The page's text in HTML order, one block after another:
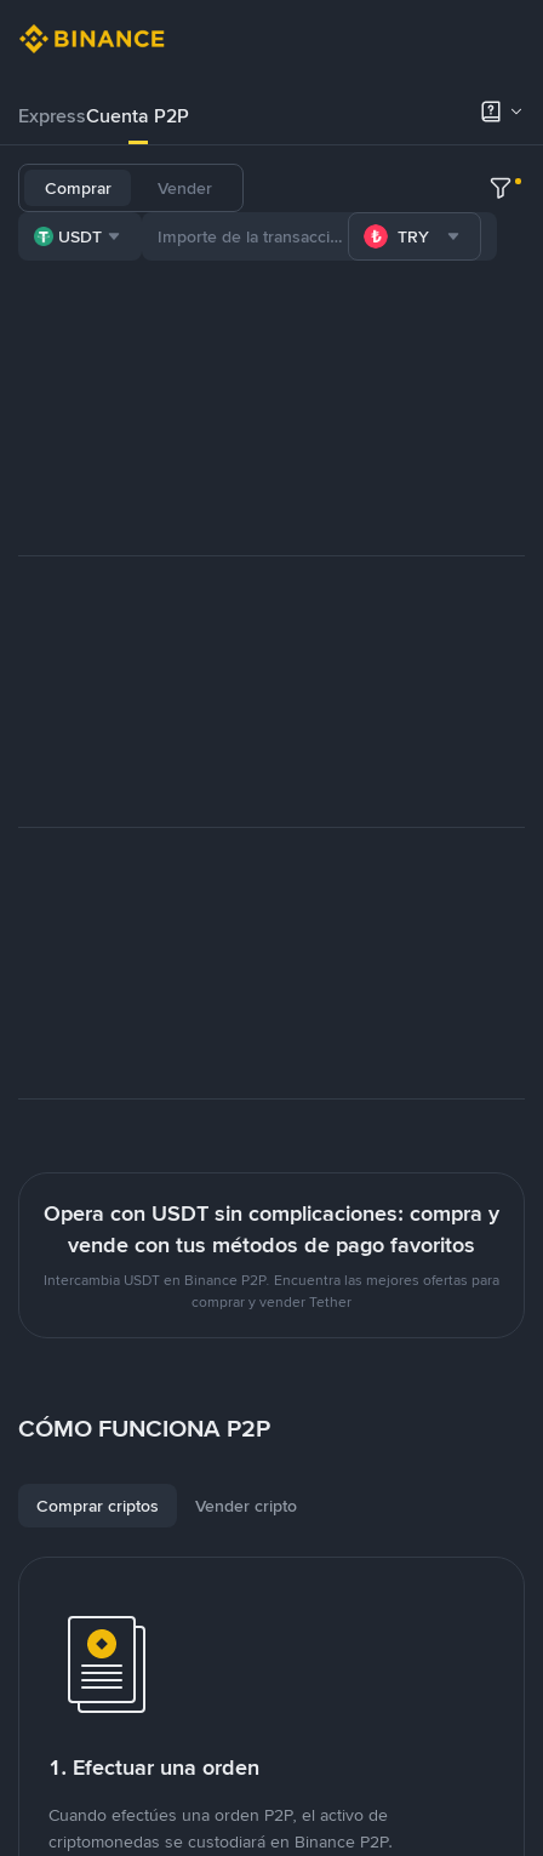
ExpressCuenta P2P
Comprar Vender
USDT TRY
Opera con USDT sin complicaciones: compra y
vende con tus métodos de pago favoritos
Intercambia USDT en Binance P2P. Encuentra las mejores ofertas para
comprar y vender Tether
CÓMO FUNCIONA P2P
Comprar criptos Vender cripto
1. Efectuar una orden
Cuando efectúes una orden P2P, el activo de
criptomonedas se custodiará en Binance P2P.